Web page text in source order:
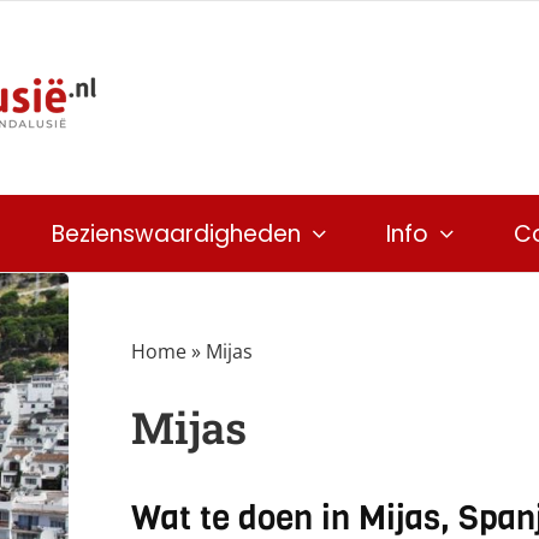
Bezienswaardigheden Info
Home» Mijas
Mijas
Wat te doen in Mijas,